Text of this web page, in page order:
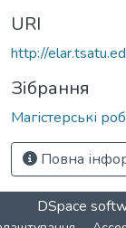
URI
http://
Зібрання
Магістерські
Повна
DSpace